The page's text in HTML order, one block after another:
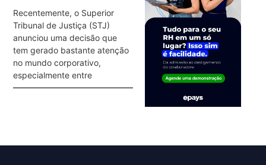
Recentemente, o Superior
Tribunal de Justiça (STJ)
anunciou uma decisão que
tem gerado bastante atenção
no mundo corporativo,
especialmente entre